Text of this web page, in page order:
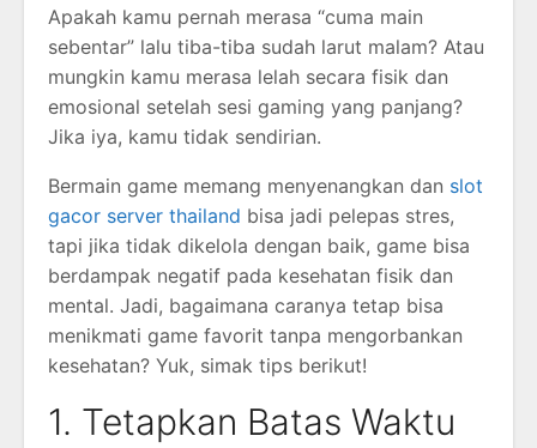
Apakah kamu pernah merasa “cuma main
sebentar” lalu tiba-tiba sudah larut malam? Atau
mungkin kamu merasa lelah secara fisik dan
emosional setelah sesi gaming yang panjang?
Jika iya, kamu tidak sendirian.
Bermain game memang menyenangkan dan slot
gacor server thailand bisa jadi pelepas stres,
tapi jika tidak dikelola dengan baik, game bisa
berdampak negatif pada kesehatan fisik dan
mental. Jadi, bagaimana caranya tetap bisa
menikmati game favorit tanpa mengorbankan
kesehatan? Yuk, simak tips berikut!
1. Tetapkan Batas Waktu